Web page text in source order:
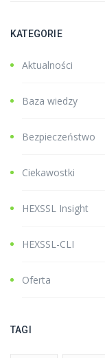
KATEGORIE
Aktualności
Baza wiedzy
Bezpieczeństwo
Ciekawostki
HEXSSL Insight
HEXSSL-CLI
Oferta
TAGI